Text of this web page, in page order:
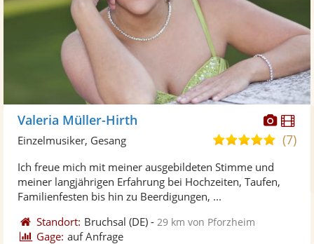
Valeria Müller-Hirth
5,0
Sternen
(7)
Einzelmusiker, Gesang
Ich freue mich mit meiner ausgebildeten Stimme und
meiner langjährigen Erfahrung bei Hochzeiten, Taufen,
Familienfesten bis hin zu Beerdigungen, ...
Standort: Bruchsal (DE) - 29 km von Pforzheim
Gage: auf Anfrage